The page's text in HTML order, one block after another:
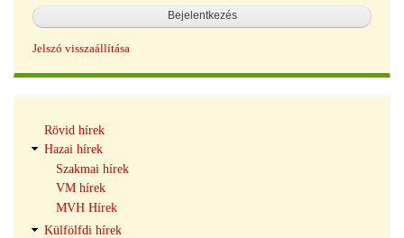
Jelszó visszaállítása
navigáció
Rövid hírek
Hazai hírek
Szakmai hírek
VM hírek
MVH Hírek
Külfölfdi hírek